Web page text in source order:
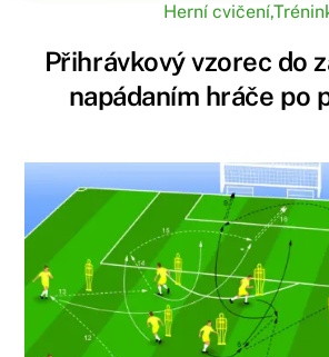
Herní cvičení,
Přihrávkový vzorec do
napádaním hráče po